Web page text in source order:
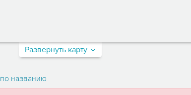
Развернуть карту
по названию